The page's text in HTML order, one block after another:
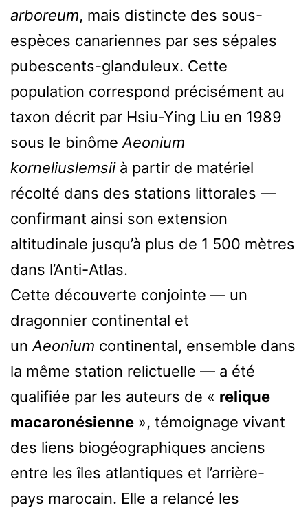
arboreum, mais distincte des sous-
espèces canariennes par ses sépales
pubescents-glanduleux. Cette
population correspond précisément au
taxon décrit par Hsiu-Ying Liu en 1989
sous le binômeAeonium
korneliuslemsiià partir de matériel
récolté dans des stations littorales —
confirmant ainsi son extension
altitudinale jusqu’à plus de 1 500 mètres
dans l’Anti-Atlas.
Cette découverte conjointe — un
dragonnier continental et
unAeonium continental, ensemble dans
la même station relictuelle — a été
qualifiée par les auteurs de « relique
macaronésienne », témoignage vivant
des liens biogéographiques anciens
entre les îles atlantiques et l’arrière-
pays marocain. Elle a relancé les